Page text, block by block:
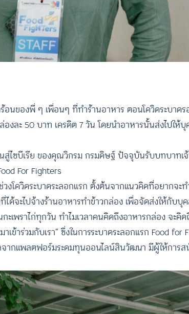
อนของพี่ ๆ เพื่อนๆ ที่ทำร้านอาหาร ตอนโควิดระบาด
งละ 50 บาท เครดิต 7 วัน โดยนำอาหารนั้นส่งไปให้
ไซบีเรีย ของคุณวิกรม กรมดิษฐ์ ปัจจุบันรับบทบาทเจ้
For Fighters
งโควิดระบาดระลอกแรก ตั้งต้นจากแนวคิดที่อยากจ
ด้จะไปจ้างร้านอาหารทำข้าวกล่อง เพื่อจัดส่งให้กับบุ
พราไก่ทุกวัน ทำไมเวลาคนคิดถึงอาหารกล่อง จะคิดถึ
าร่วมกับเรา” ซึ่งในการระบาดระลอกแรก Food for
จากแพลตฟอร์มระดมทุนออนไลน์สินวัฒนา มีผู้ให้การ